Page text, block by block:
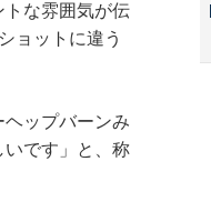
な雰囲気が伝
ョットに違う
ップバーンみ
です」と、称